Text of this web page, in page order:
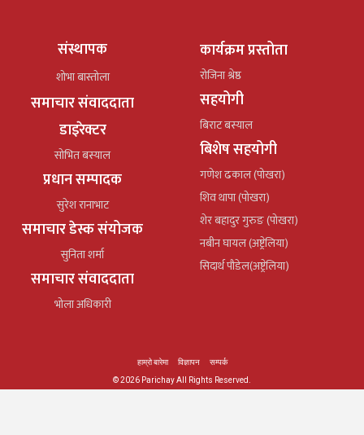
संस्थापक
शोभा बास्तोला
समाचार संवाददाता
डाइरेक्टर
सोभित बस्याल
प्रधान सम्पादक
सुरेश रानाभाट
समाचार डेस्क संयोजक
सुनिता शर्मा
समाचार संवाददाता
भोला अधिकारी
कार्यक्रम प्रस्तोता
रोजिना श्रेष्ठ
सहयोगी
बिराट बस्याल
बिशेष सहयोगी
गणेश ढकाल (पोखरा)
शिव थापा (पोखरा)
शेर बहादुर गुरुङ (पोखरा)
नबीन घायल (अष्ट्रेलिया)
सिदार्थ पौडेल(अष्ट्रेलिया)
हाम्रो बारेमा विज्ञापन
सम्पर्क
© 2026 Parichay All Rights Reserved.